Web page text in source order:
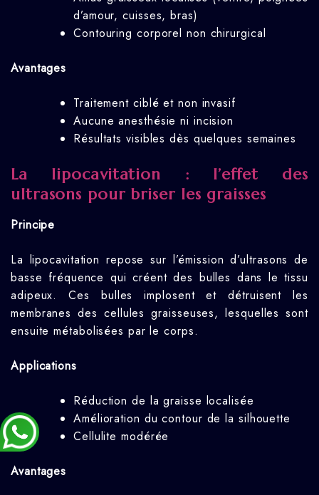
d’amour, cuisses, bras)
Contouring corporel non chirurgical
Avantages
Traitement ciblé et non invasif
Aucune anesthésie ni incision
Résultats visibles dès quelques semaines
La lipocavitation : l’effet des
ultrasons pour briser les graisses
Principe
La lipocavitation repose sur l’émission d’ultrasons de
basse fréquence qui créent des bulles dans le tissu
adipeux. Ces bulles implosent et détruisent les
membranes des cellules graisseuses, lesquelles sont
ensuite métabolisées par le corps.
Applications
Réduction de la graisse localisée
Amélioration du contour de la silhouette
Cellulite modérée
Avantages